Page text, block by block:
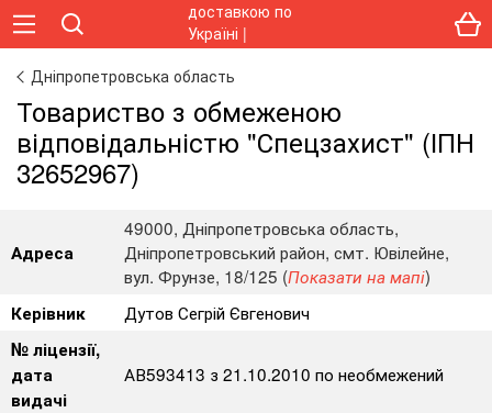
Дніпропетровська область
Товариство з обмеженою
відповідальністю "Спецзахист" (ІПН
32652967)
Адреса
49000, Дніпропетровська область,
Дніпропетровський район, смт. Ювілейне,
вул. Фрунзе, 18/125 (Показати на мапі)
Керівник
Дутов Сегрій Євгенович
№ ліцензії,
дата
видачі
АВ593413 з 21.10.2010 по необмежений